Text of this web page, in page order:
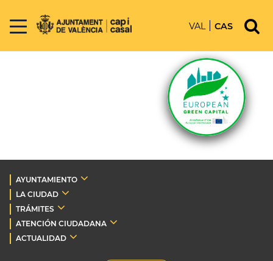
VAL CAS
AYUNTAMIENTO
LA CIUDAD
TRÁMITES
ATENCIÓN CIUDADANA
ACTUALIDAD